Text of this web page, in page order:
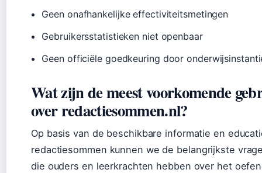
Geen onafhankelijke effectiviteitsmetingen
Gebruikersstatistieken niet openbaar
Geen officiële goedkeuring door
Wat zijn de meest voorkomende
over redactiesommen.nl?
Op basis van de beschikbare informatie en
redactiesommen kunnen we de belangrijkste
die ouders en leerkrachten hebben over het